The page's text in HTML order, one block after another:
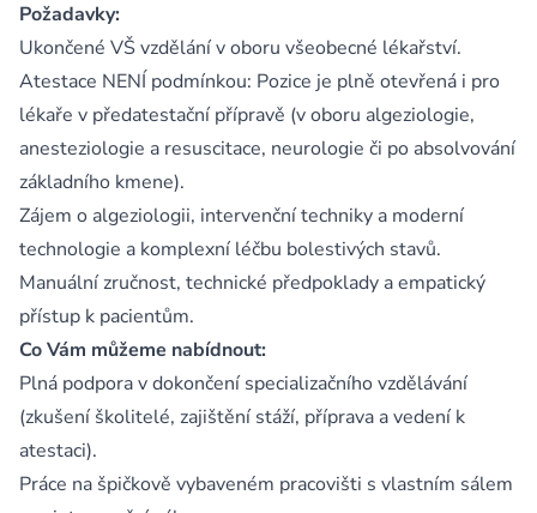
Požadavky:
Ukončené VŠ vzdělání v oboru všeobecné lékařství.
Atestace NENÍ podmínkou: Pozice je plně otevřená i pro
lékaře v předatestační přípravě (v oboru algeziologie,
anesteziologie a resuscitace, neurologie či po absolvování
základního kmene).
Zájem o algeziologii, intervenční techniky a moderní
technologie a komplexní léčbu bolestivých stavů.
Manuální zručnost, technické předpoklady a empatický
přístup k pacientům.
Co Vám můžeme nabídnout:
Plná podpora v dokončení specializačního vzdělávání
(zkušení školitelé, zajištění stáží, příprava a vedení k
atestaci).
Práce na špičkově vybaveném pracovišti s vlastním sálem